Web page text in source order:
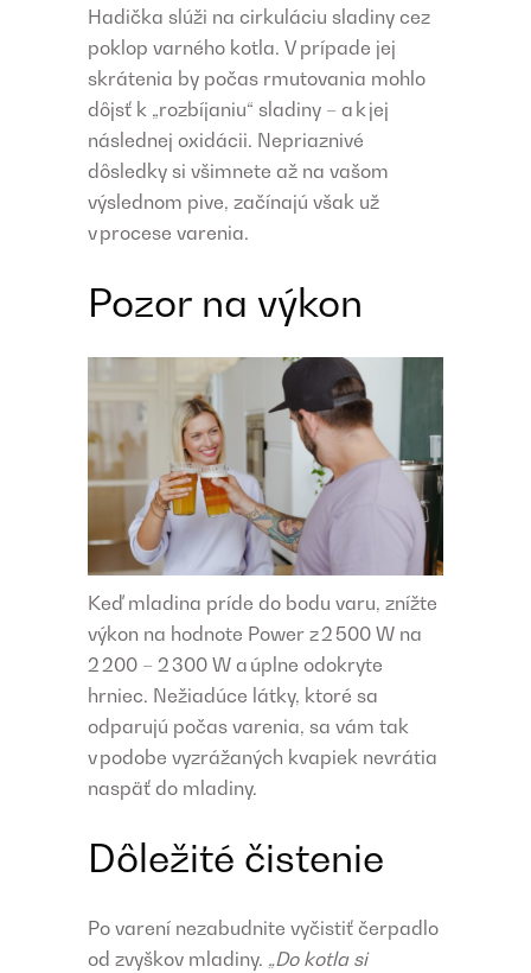
Hadička slúži na cirkuláciu sladiny cez
poklop varného kotla. V prípade jej
skrátenia by počas rmutovania mohlo
dôjsť k „rozbíjaniu“ sladiny – a k jej
následnej oxidácii. Nepriaznivé
dôsledky si všimnete až na vašom
výslednom pive, začínajú však už
v procese varenia.
Pozor na výkon
Keď mladina príde do bodu varu, znížte
výkon na hodnote Power z 2 500 W na
2 200 – 2 300 W a úplne odokryte
hrniec. Nežiadúce látky, ktoré sa
odparujú počas varenia, sa vám tak
v podobe vyzrážaných kvapiek nevrátia
naspäť do mladiny.
Dôležité čistenie
Po varení nezabudnite vyčistiť čerpadlo
od zvyškov mladiny. „Do kotla si